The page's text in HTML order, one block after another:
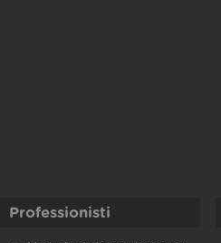
Professionisti